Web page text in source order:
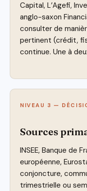
Capital, L’Agefi,
anglo-saxon
consulter de
pertinent (crédit,
continue. Une à
NIVEAU 3 —
Sources
INSEE, Banque de
européenne,
conjoncture,
trimestrielle ou